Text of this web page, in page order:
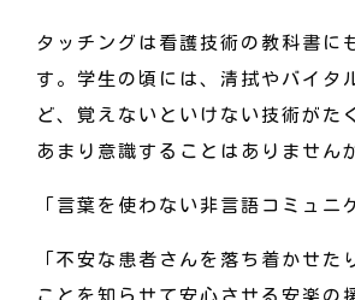
タッチングは看護技術の教科書に
す。学生の頃には、清拭やバイタ
ど、覚えないといけない技術がた
あまり意識することはありません
「言葉を使わない非言語コミュニ
「不安な患者さんを落ち着かせた
ことを知らせて安心させる安楽の